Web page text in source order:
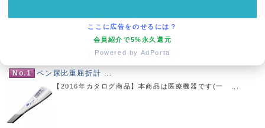
(
発送業務休日)
売り上げランキング
No.1 ペン尿比重屈折計 ...
【2016年カタログ商品】本商品は医療機器です(一 ...
ここに広告をのせるには？
会員紹介で5%永久還元
Powered by AdPorta